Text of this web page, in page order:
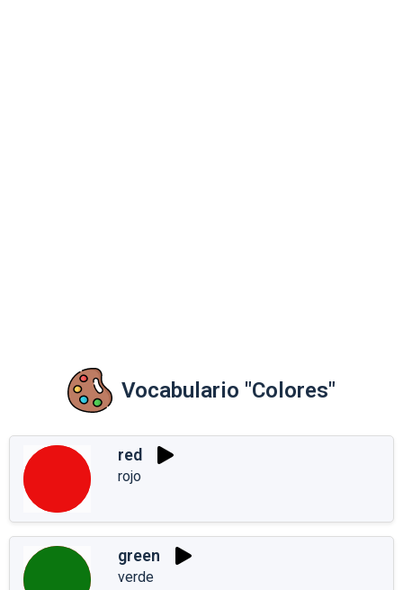
Vocabulario "Colores"
red
rojo
green
verde